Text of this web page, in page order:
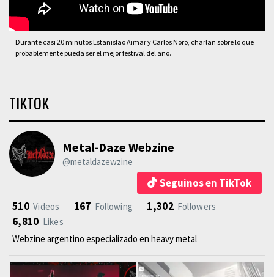
Durante casi 20 minutos Estanislao Aimar y Carlos Noro, charlan sobre lo que
probablemente pueda ser el mejor festival del año.
TIKTOK
Metal-Daze Webzine
@metaldazewzine
Seguinos en TikTok
510 Videos 167 Following 1,302 Followers
6,810 Likes
Webzine argentino especializado en heavy metal